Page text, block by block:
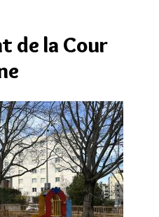
de la Cour